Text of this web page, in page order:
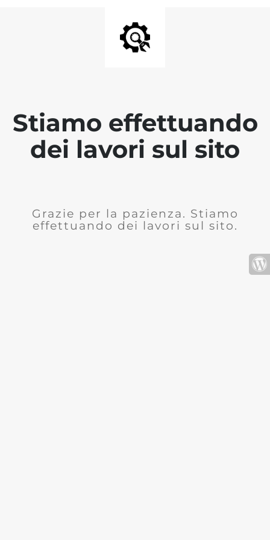
Stiamo effettuando
dei lavori sul sito
Grazie per la pazienza. Stiamo
effettuando dei lavori sul sito.